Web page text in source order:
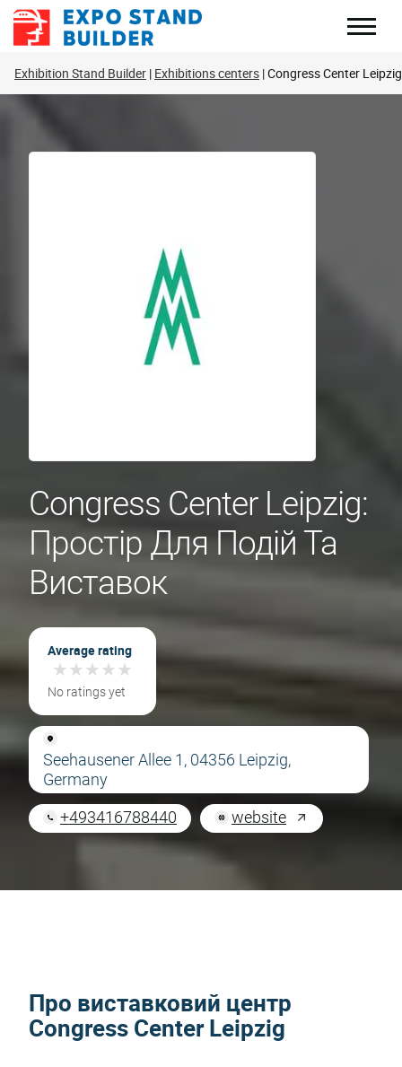
Перейти
Exhibition Stand Builder Exhibitions centers Congress Center Leipzig
Congress Center Leipzig:
Простір Для Подій Та
Виставок
Average rating
★★★★★
★★★★★
No ratings yet
Seehausener Allee 1, 04356 Leipzig,
Germany
+493416788440
website
Про виставковий центр
Congress Center Leipzig